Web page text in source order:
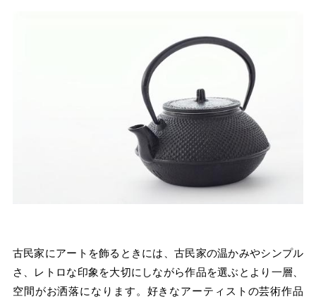
古民家にアートを飾るときには、古民家の温かみやシンプル
さ、レトロな印象を大切にしながら作品を選ぶとより一層、
空間がお洒落になります。好きなアーティストの芸術作品